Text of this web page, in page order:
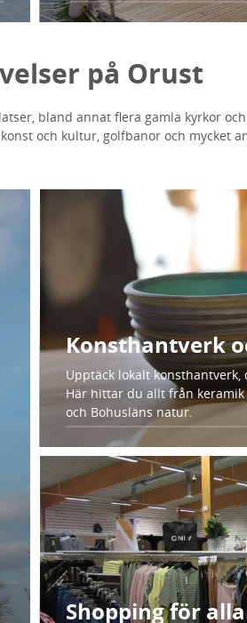
på Orust
bland annat flera gamla kyrkor
och kultur, golfbanor och mycket
Konsthantverk
Upptäck lokalt
Här hittar du allt från
och Bohusläns natur.
Shopping för